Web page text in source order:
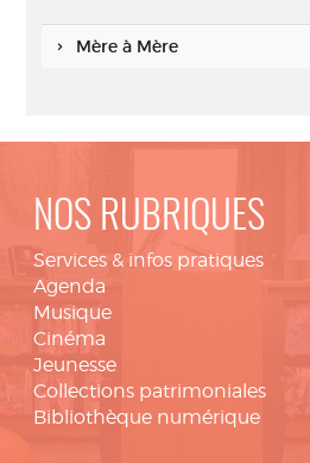
Mère à Mère
NOS RUBRIQUES
Services & infos pratiques
Agenda
Musique
Cinéma
Jeunesse
Collections patrimoniales
Bibliothèque numérique